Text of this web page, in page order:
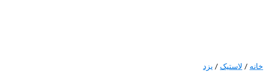
خانه / لاستیک / یزد